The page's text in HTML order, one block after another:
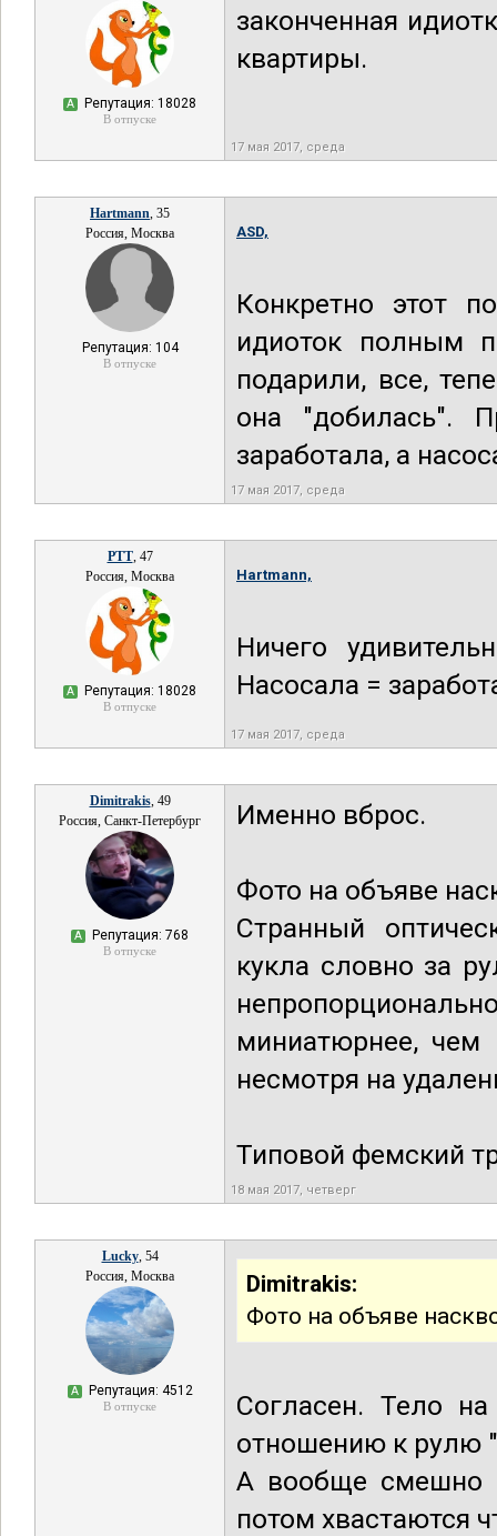
А Репутация: 18028
В отпуске
законченная
квартиры.
17 мая 2017, среда
Hartmann, 35
Россия, Москва
Репутация: 104
В отпуске
ASD,
Конкретно этот
идиоток полным
подарили, все,
она "добилась".
заработала, а
17 мая 2017, среда
РТТ, 47
Россия, Москва
А Репутация: 18028
В отпуске
Hartmann,
Ничего
Насосала =
17 мая 2017, среда
Dimitrakis, 49
Россия, Санкт-Петербург
А Репутация: 768
В отпуске
Именно вброс.
Фото на объяве
Странный
кукла словно за
миниатюрнее, чем
несмотря на
Типовой фемский
18 мая 2017, четверг
Lucky, 54
Россия, Москва
А Репутация: 4512
В отпуске
Dimitrakis:
Фото на объяве
Согласен. Тело
отношению к рулю
А вообще смешно
потом хвастаются